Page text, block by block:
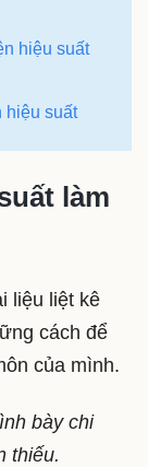
hiệu suất
hiệu suất
làm
liệu liệt kê
cách để
của mình.
bày chi
thiếu.